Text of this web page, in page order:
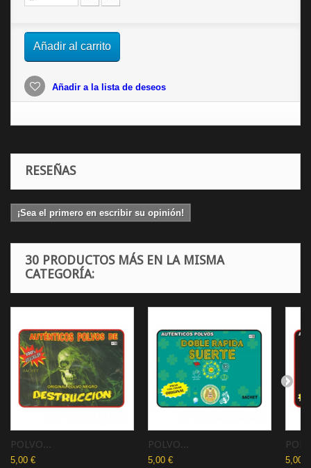
Añadir al carrito
Añadir a la lista de deseos
RESEÑAS
¡Sea el primero en escribir su opinión!
30 PRODUCTOS MÁS EN LA MISMA
CATEGORÍA:
POLVO...
5,00 €
POLVO...
5,00 € 5,00 €